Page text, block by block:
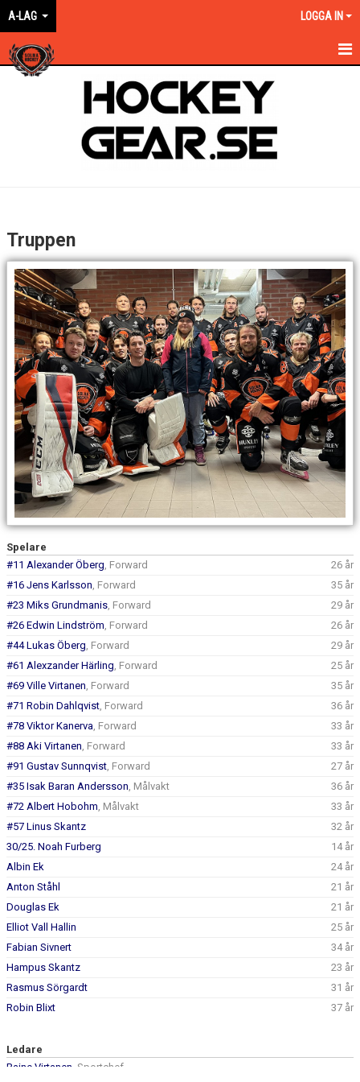
A-LAG LOGGA IN
BILDGALLERI
DOKUMENT
KONTAKT
Truppen
Spelare
#11 Alexander Öberg, Forward
26 år
#16 Jens Karlsson, Forward
35 år
#23 Miks Grundmanis, Forward
29 år
#26 Edwin Lindström, Forward
26 år
#44 Lukas Öberg, Forward
29 år
#61 Alexzander Härling, Forward
25 år
#69 Ville Virtanen, Forward
35 år
#71 Robin Dahlqvist, Forward
36 år
#78 Viktor Kanerva, Forward
33 år
#88 Aki Virtanen, Forward
33 år
#91 Gustav Sunnqvist, Forward
27 år
#35 Isak Baran Andersson, Målvakt
36 år
#72 Albert Hobohm, Målvakt
33 år
#57 Linus Skantz
32 år
30/25. Noah Furberg
14 år
Albin Ek
24 år
Anton Ståhl
21 år
Douglas Ek
21 år
Elliot Vall Hallin
25 år
Fabian Sivnert
34 år
Hampus Skantz
23 år
Rasmus Sörgardt
31 år
Robin Blixt
37 år
Ledare
Raine Virtanen , Sportchef